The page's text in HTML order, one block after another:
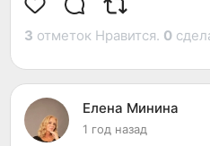
3 отметок Нравится. 0
Елена Минина
1 год назад